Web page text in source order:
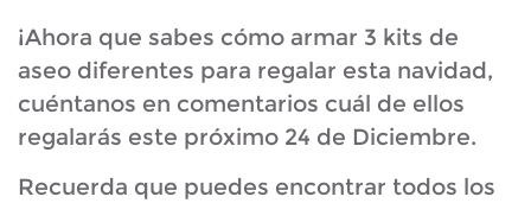
¡Ahora que sabes cómo armar 3 kits de
aseo diferentes para regalar esta navidad,
cuéntanos en comentarios cuál de ellos
regalarás este próximo 24 de Diciembre.
Recuerda que puedes encontrar todos los